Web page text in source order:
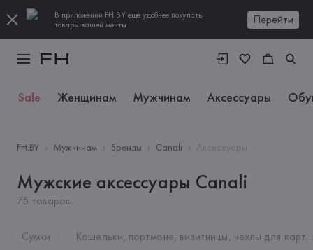
В приложении FH.BY еще удобнее покупать
товары вашей мечты
Перейти
Sale Женщинам Мужчинам Аксессуары
FH.BY Мужчинам Бренды Canali Аксессуары
Мужские аксессуары Canali
75 товаров
Сумки Кошельки, портмоне, визитницы, чехлы для